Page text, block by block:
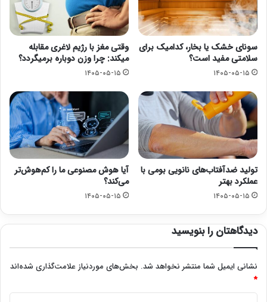
سونای خشک یا بخار، کدامیک برای
سلامتی مفید است؟
۱۴۰۵-۰۵-۱۵
وقتی مغز با رژیم لاغری مقابله
میکند: چرا وزن دوباره برمیگردد؟
۱۴۰۵-۰۵-۱۵
تولید ضدآفتاب‌های نانویی بومی با
عملکرد بهتر
۱۴۰۵-۰۵-۱۵
آیا هوش مصنوعی ما را کم‌هوش‌تر
می‌کند؟
۱۴۰۵-۰۵-۱۵
دیدگاهتان را بنویسید
نشانی ایمیل شما منتشر نخواهد شد. بخش‌های موردنیاز علامت‌گذاری شده‌اند
*